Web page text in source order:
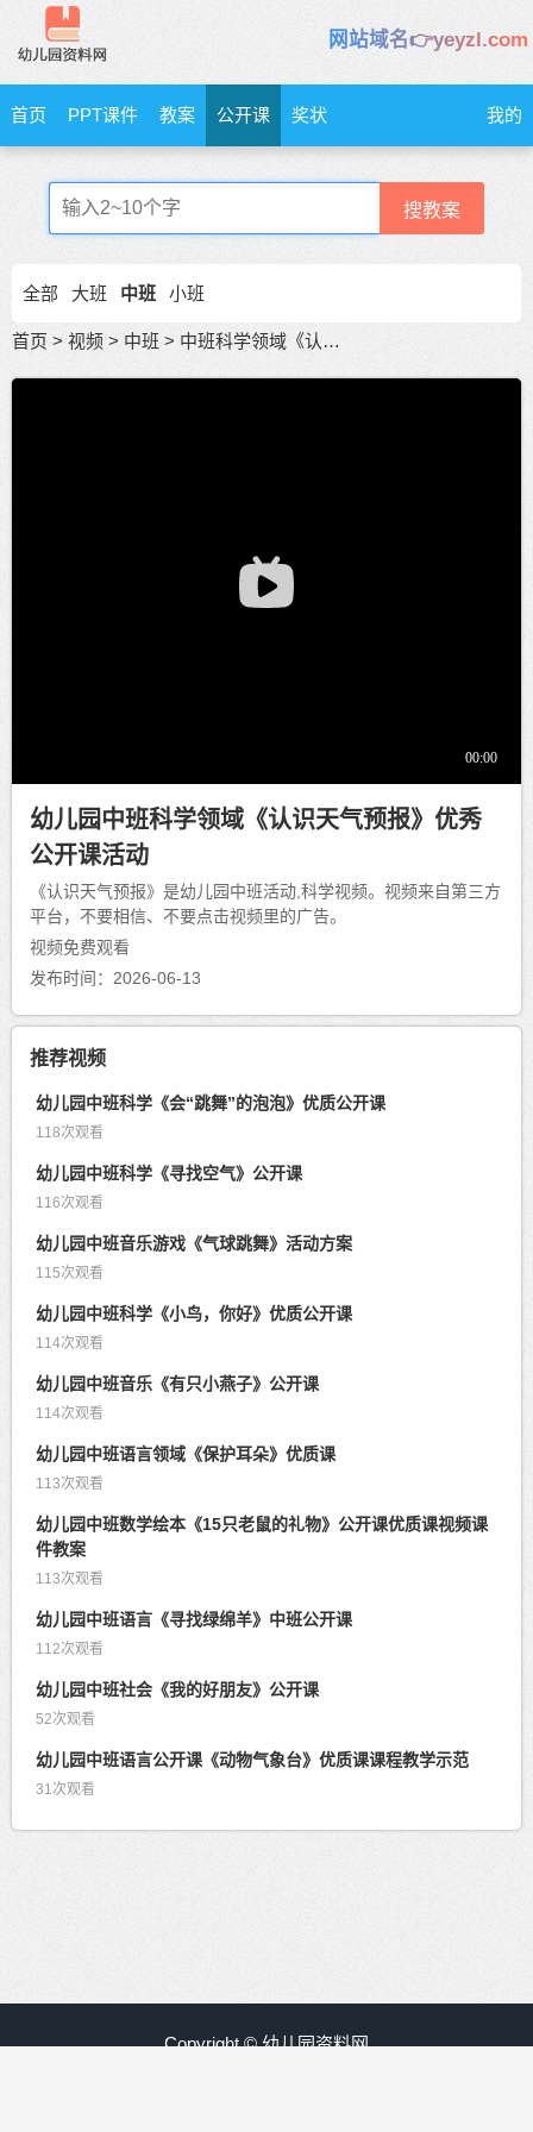
网站域名👉yeyzl.com
首页 PPT课件 教案 公开课 奖状 我的
搜教案
全部 大班 中班 小班
首页 > 视频 > 中班 > 中班科学领域《认识天气预报》优秀公开课活动
幼儿园中班科学领域《认识天气预报》优秀
公开课活动
《认识天气预报》是幼儿园中班活动,科学视频。视频来自第三方
平台，不要相信、不要点击视频里的广告。
视频免费观看
发布时间：2026-06-13
推荐视频
幼儿园中班科学《会“跳舞”的泡泡》优质公开课
118次观看
幼儿园中班科学《寻找空气》公开课
116次观看
幼儿园中班音乐游戏《气球跳舞》活动方案
115次观看
幼儿园中班科学《小鸟，你好》优质公开课
114次观看
幼儿园中班音乐《有只小燕子》公开课
114次观看
幼儿园中班语言领域《保护耳朵》优质课
113次观看
幼儿园中班数学绘本《15只老鼠的礼物》公开课优质课视频课
件教案
113次观看
幼儿园中班语言《寻找绿绵羊》中班公开课
112次观看
幼儿园中班社会《我的好朋友》公开课
52次观看
幼儿园中班语言公开课《动物气象台》优质课课程教学示范
31次观看
Copyright © 幼儿园资料网